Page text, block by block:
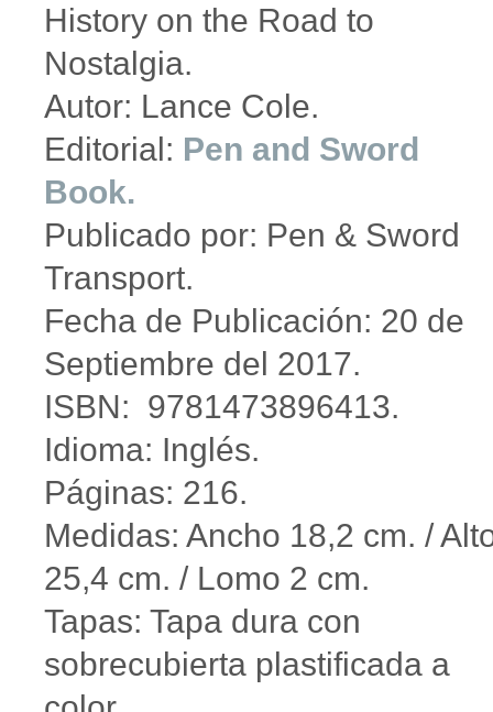
History on the Road to
Nostalgia.
Autor: Lance Cole.
Editorial: Pen and Sword
Book.
Publicado por: Pen & Sword
Transport.
Fecha de Publicación: 20 de
Septiembre del 2017.
ISBN: 9781473896413.
Idioma: Inglés.
Páginas: 216.
Medidas: Ancho 18,2 cm. /
25,4 cm. / Lomo 2 cm.
Tapas: Tapa dura con
sobrecubierta plastificada a